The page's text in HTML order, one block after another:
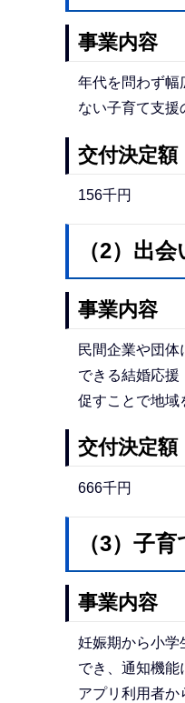
事業内容
年代を問わず幅
ない子育て支援
交付決定額
156千円
（2）出
事業内容
民間企業や団
できる結婚応援
促すことで地域
交付決定額
666千円
（3）子
事業内容
妊娠期から小学
でき、通知機能
アプリ利用者